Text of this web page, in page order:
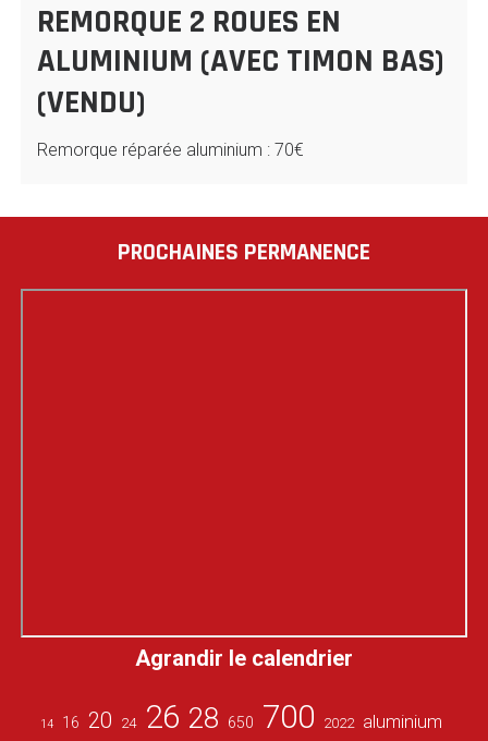
REMORQUE 2 ROUES EN
ALUMINIUM (AVEC TIMON BAS)
(VENDU)
Remorque réparée aluminium : 70€
PROCHAINES PERMANENCE
Agrandir le calendrier
14 16 20 24 26 28 650 700 2022 aluminium